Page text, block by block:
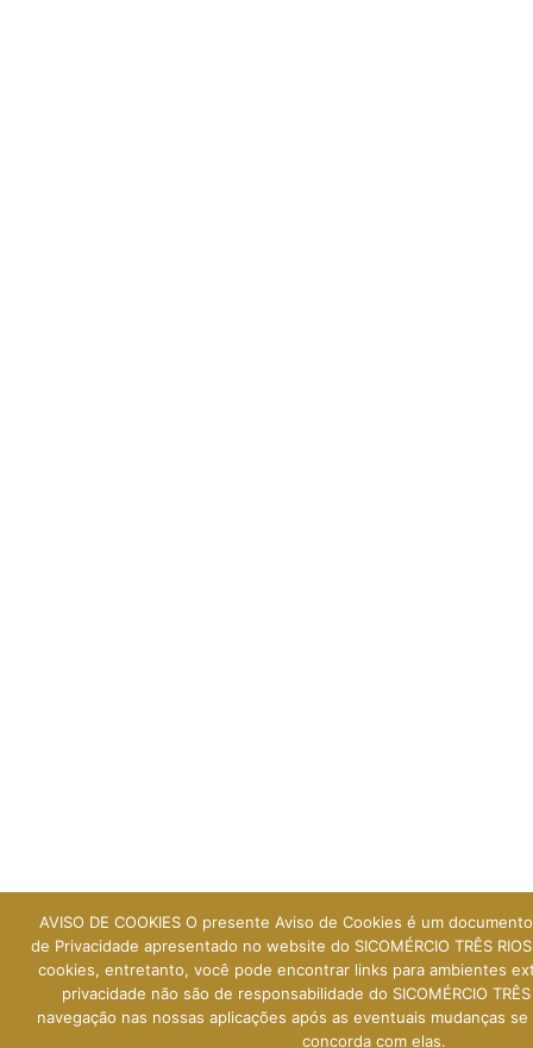
AVISO DE COOKIES O presente Aviso de Cookies é um
de Privacidade apresentado no website do SICOMÉRCIO TRÊS
cookies, entretanto, você pode encontrar links para ambientes
privacidade não são de responsabilidade do SICOMÉRCIO
navegação nas nossas aplicações após as eventuais mudanças
concorda com elas.